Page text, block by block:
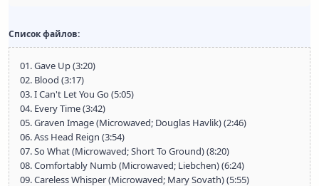
Список файлов:
01. Gave Up (3:20)
02. Blood (3:17)
03. I Can't Let You Go (5:05)
04. Every Time (3:42)
05. Graven Image (Microwaved; Douglas Havlik) (2:46)
06. Ass Head Reign (3:54)
07. So What (Microwaved; Short To Ground) (8:20)
08. Comfortably Numb (Microwaved; Liebchen) (6:24)
09. Careless Whisper (Microwaved; Mary Sovath) (5:55)